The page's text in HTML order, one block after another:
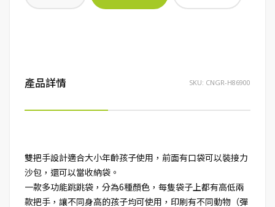
產品詳情 SKU: CNGR-H86900
雙把手設計適合大小年齡孩子使用，前面有口袋可以裝接力
沙包，還可以當收納袋。
一款多功能跳跳袋，分為6種顏色，每隻袋子上都有高低兩
款把手，讓不同身高的孩子均可使用，印刷有不同動物（彈